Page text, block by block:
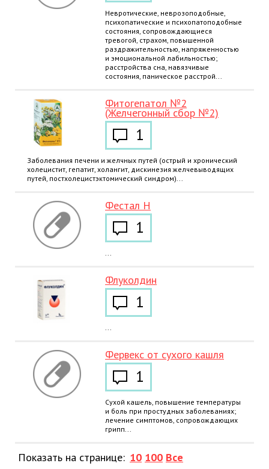
Невротические, неврозоподобные,
психопатические и психопатоподобные
состояния, сопровождающиеся
тревогой, страхом, повышенной
раздражительностью, напряженностью
и эмоциональной лабильностью;
расстройства сна, навязчивые
состояния, паническое расстрой...
Фитогепатол №2
(Желчегонный сбор №2)
1
Заболевания печени и желчных путей (острый и хронический
холецистит, гепатит, холангит, дискинезия желчевыводящих
путей, постхолецистэктомический синдром)...
Фестал Н
1
...
Флуколдин
1
...
Фервекс от сухого кашля
1
Сухой кашель, повышение температуры
и боль при простудных заболеваниях;
лечение симптомов, сопровождающих
грипп...
Показать на странице: 10 100 Все